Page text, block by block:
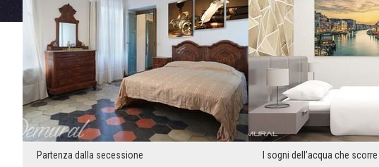
Partenza dalla secessione I sogni dell’acqua che scorre